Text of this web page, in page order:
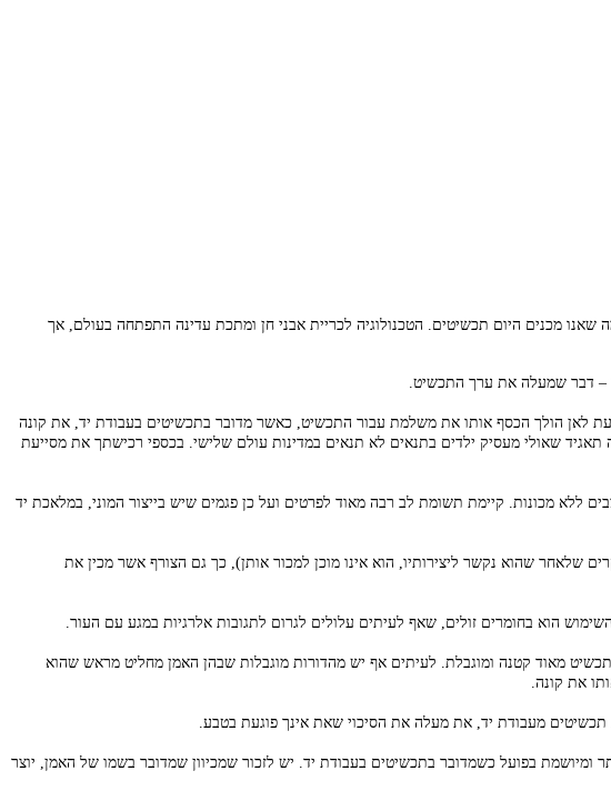
הטכנולוגיה לכריית אבני חן ומתכת עדינה התפתחה בעולם, אך
– דבר שמעלה את ערך התכשיט.
לאן הולך הכסף אותו את משלמת עבור התכשיט, כאשר מדובר בתכשיטים בעבודת יד, את קונה
שאולי מעסיק ילדים בתנאים לא תנאים במדינות עולם שלישי. בכספי רכישתך את מסייעת
ללא מכונות. קיימת תשומת לב רבה מאוד לפרטים ועל כן פגמים שיש בייצור המוני, במלאכת יד
שלאחר שהוא נקשר ליצירותיו, הוא אינו מוכן למכור אותן), כך גם הצורף אשר מכין את
הוא בחומרים זולים, שאף לעיתים עלולים לגרום לתגובות אלרגיות במגע עם העור.
מאוד קטנה ומוגבלת. לעיתים אף יש מהדורות מוגבלות שבהן האמן מחליט מראש שהוא
את קונה.
מעבודת יד, את מעלה את הסיכוי שאת אינך פוגעת בטבע.
ומיושמת בפועל כשמדובר בתכשיטים בעבודת יד. יש לזכור שמכיוון שמדובר בשמו של האמן, יוצר